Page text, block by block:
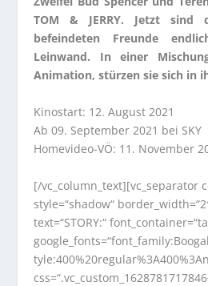
TOM & JERRY. Jetzt sind
befeindeten Freunde
Leinwand. In einer
Animation, stürzen sie sich in
Kinostart: 12. August 2021
Ab 09. September 2021 bei SKY
Homevideo-VÖ: 11. November
[/vc_column_text][vc_separator
style=“shadow“
text=“STORY:“